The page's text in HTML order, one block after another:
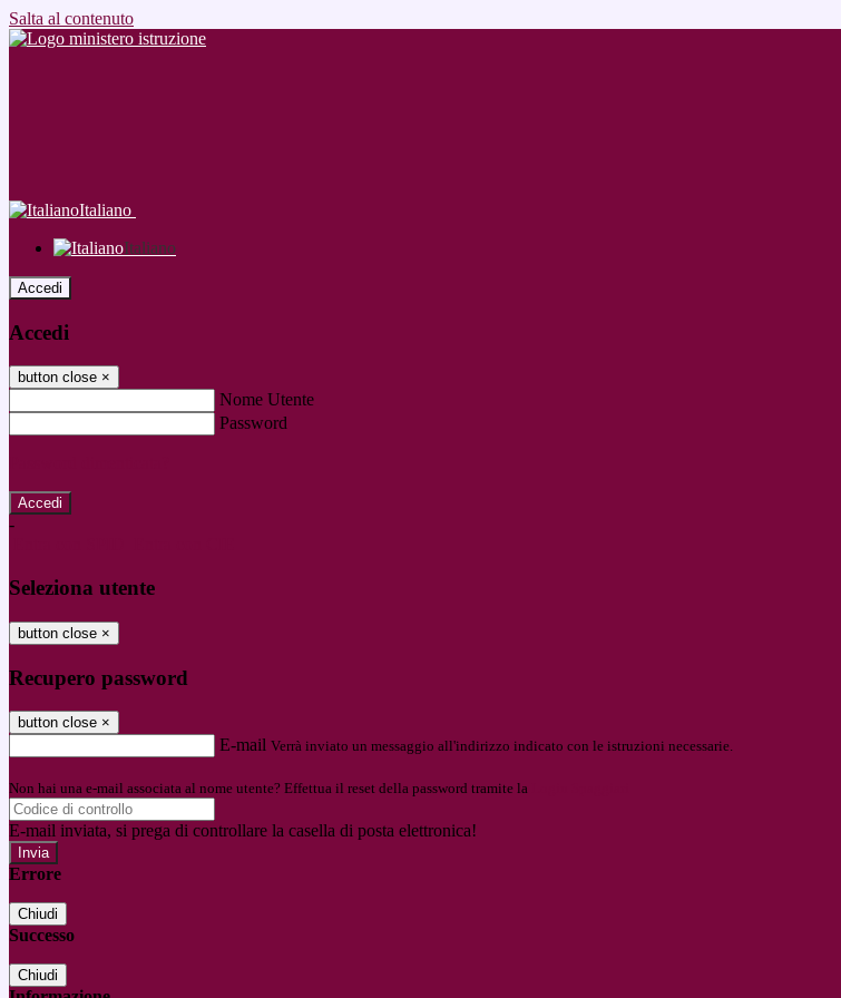
Salta al contenuto
Italiano
Italiano
Accedi
Accedi
button close ×
Nome Utente
Password
-
Seleziona utente
button close ×
Recupero password
button close ×
E-mail Verrà inviato un messaggio all'indirizzo indicato con le istruzioni necessarie.
Non hai una e-mail associata al nome utente? Effettua il reset della password tramite la
E-mail inviata, si prega di controllare la casella di posta elettronica!
Errore
Chiudi
Successo
Chiudi